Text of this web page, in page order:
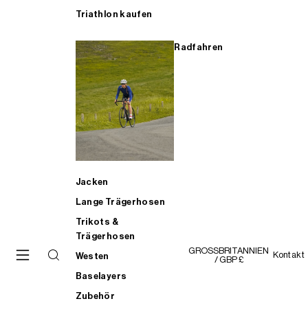
Triathlon kaufen
Radfahren
Jacken
Lange Trägerhosen
Trikots &
Trägerhosen
Westen
Baselayers
Zubehör
GROSSBRITANNIEN
/ GBP £
Kontakt